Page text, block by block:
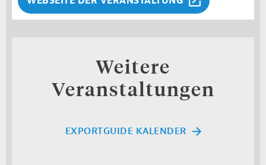
Weitere
Veranstaltungen
EXPORTGUIDE KALENDER